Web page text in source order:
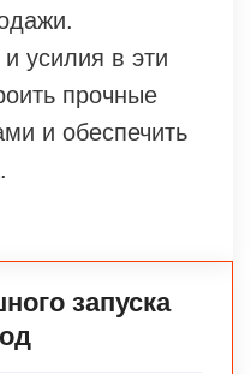
усилия в эти
прочные
и обеспечить
запуска